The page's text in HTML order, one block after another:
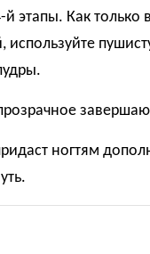
этапы. Как только
ногтям